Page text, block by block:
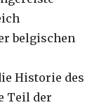
belgischen
Historie des
Teil der